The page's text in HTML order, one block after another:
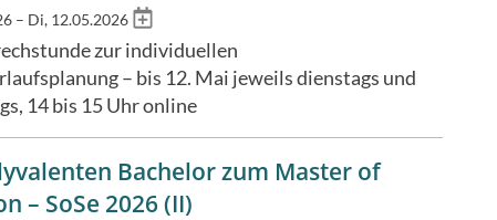
– Di, 12.05.2026 Add
calendar
zur individuellen
– bis 12. Mai jeweils dienstags und
14 bis 15 Uhr online
Bachelor zum Master of
– SoSe 2026 (II)